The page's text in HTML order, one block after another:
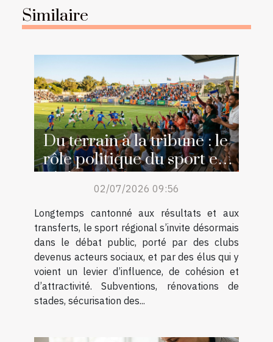
Similaire
Du terrain à la tribune : le
rôle politique du sport en
région
02/07/2026 09:56
Longtemps cantonné aux résultats et aux
transferts, le sport régional s’invite désormais
dans le débat public, porté par des clubs
devenus acteurs sociaux, et par des élus qui y
voient un levier d’influence, de cohésion et
d’attractivité. Subventions, rénovations de
stades, sécurisation des...